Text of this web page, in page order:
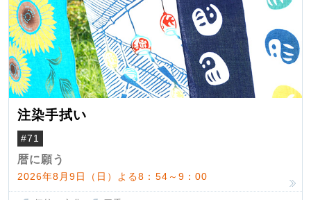
注染手拭い
#71
暦に願う
2026年8月9日（日）よる8：54～9：00